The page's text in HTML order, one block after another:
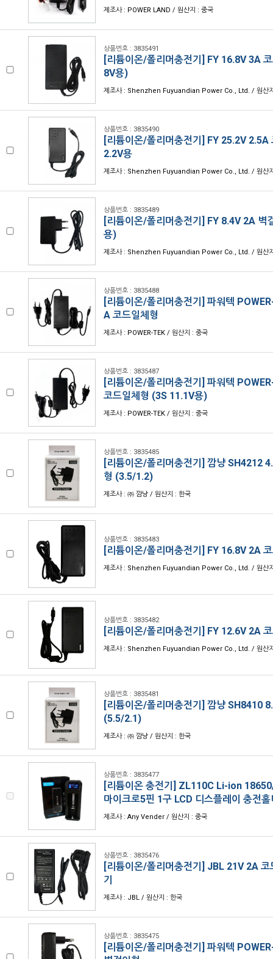
제조사 : POWER LAND / 원산지 : 중국
상품번호 : 3835491
[리튬이온/폴리머충전기] FY 16.8V 3A
8V용)
제조사 : Shenzhen Fuyuandian Power Co., Ltd. / 원산
상품번호 : 3835490
[리튬이온/폴리머충전기] FY 25.2V 2.5A
2.2V용
제조사 : Shenzhen Fuyuandian Power Co., Ltd. / 원산
상품번호 : 3835489
[리튬이온/폴리머충전기] FY 8.4V 2A 벽
용)
제조사 : Shenzhen Fuyuandian Power Co., Ltd. / 원산
상품번호 : 3835488
[리튬이온/폴리머충전기] 파워텍
A 코드일체형
제조사 : POWER-TEK / 원산지 : 중국
상품번호 : 3835487
[리튬이온/폴리머충전기] 파워텍
코드일체형 (3S 11.1V용)
제조사 : POWER-TEK / 원산지 : 중국
상품번호 : 3835485
[리튬이온/폴리머충전기] 깜냥 SH4212
형 (3.5/1.2)
제조사 : ㈜ 깜냥 / 원산지 : 한국
상품번호 : 3835483
[리튬이온/폴리머충전기] FY 16.8V 2A
제조사 : Shenzhen Fuyuandian Power Co., Ltd. / 원산
상품번호 : 3835482
[리튬이온/폴리머충전기] FY 12.6V 2A
제조사 : Shenzhen Fuyuandian Power Co., Ltd. / 원산
상품번호 : 3835481
[리튬이온/폴리머충전기] 깜냥 SH8410
(5.5/2.1)
제조사 : ㈜ 깜냥 / 원산지 : 한국
상품번호 : 3835477
[리튬이온 충전기] ZL110C Li-ion
마이크로5핀 1구 LCD 디스플레이 충전홀
제조사 : Any Vender / 원산지 : 중국
상품번호 : 3835476
[리튬이온/폴리머충전기] JBL 21V 2A 코
기
제조사 : JBL / 원산지 : 한국
상품번호 : 3835475
[리튬이온/폴리머충전기] 파워텍